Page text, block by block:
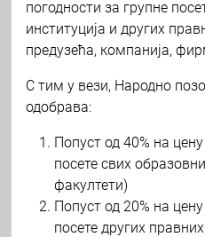
погодности за групне
институција и других
предузећа, компанија,
С тим у вези, Народно
одобрава:
Попуст од 40% на
посете свих
факултети)
Попуст од 20% на
посете других